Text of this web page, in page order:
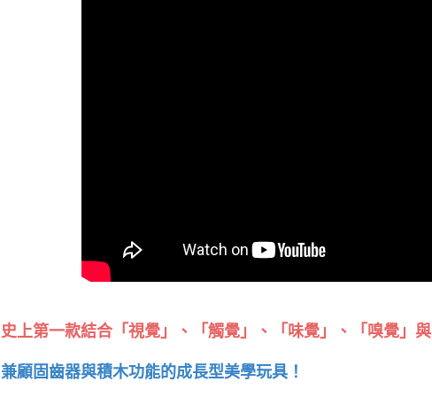
史上第一款結合「視覺」、「觸覺」、「味覺」、「嗅覺」
兼顧固齒器與積木功能的成長型美學玩具！